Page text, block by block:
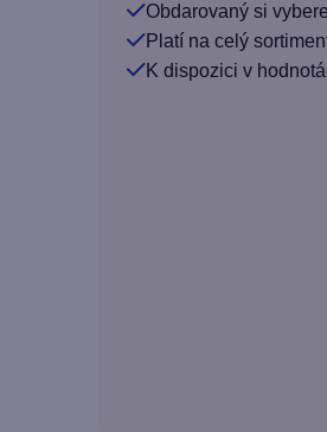
Obdarovaný si
Platí na celý
K dispozici v